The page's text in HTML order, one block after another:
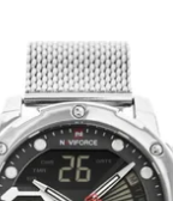
5
hvězdiček.